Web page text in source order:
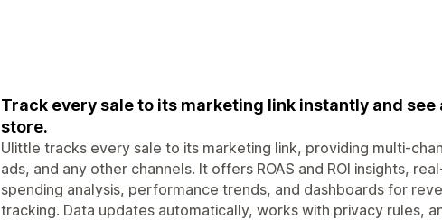
Track every sale to its marketing link instantly and
store.
Ulittle tracks every sale to its marketing link, providing multi-
ads, and any other channels. It offers ROAS and ROI insights,
spending analysis, performance trends, and dashboards for
tracking. Data updates automatically, works with privacy rules,